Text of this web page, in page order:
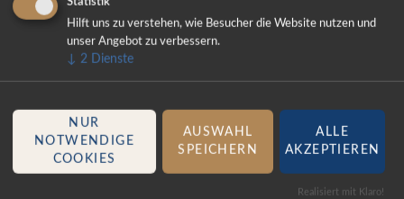
Hilft uns zu verstehen, wie Besucher die Website nutzen und
unser Angebot zu verbessern.
↓ 2 Dienste
NUR
NOTWENDIGE
COOKIES
AUSWAHL
SPEICHERN
ALLE
AKZEPTIEREN
Realisiert mit Klaro!